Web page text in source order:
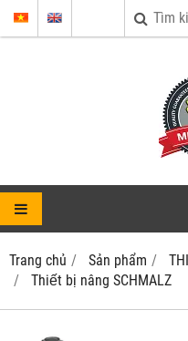
Trang chủ Sản phẩm
Thiết bị nâng SCHMALZ